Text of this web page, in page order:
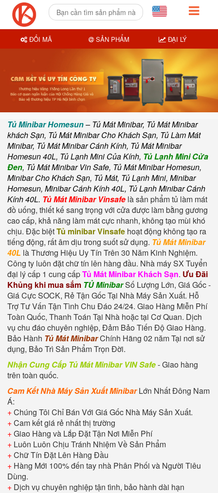
Tủ Minibar Homesun– Tủ Mát Minibar, Tủ Mát Minibar
khách Sạn, Tủ Mát Minibar Cho Khách Sạn, Tủ Làm Mát
Minibar, Tủ Mát Minibar Cánh Kính, Tủ Mát Minibar
Homesun 40L, Tủ Lạnh Mini Của Kính, Tủ Lạnh Mini Cửa
Đen, Tủ Mát Minibar Vin Safe, Tủ Mát Minibar Homesun,
Minibar Cho Khách Sạn, Tủ Mát, Tủ Lạnh Mini, Minibar
Homesun, Minibar Cánh Kính 40L, Tủ Lạnh Minibar Cánh
Kính 40L. Tủ Mát Minibar Vinsafe là sản phẩm tủ làm mát
đồ uống, thiết kế sang trọng với cửa được làm bằng gương
cao cấp, khả năng làm mát cực nhanh, không tạo mùi khó
chịu. Đặc biệtTủ minibar Vinsafe hoạt động không tạo ra
tiếng động, rất âm dịu trong suốt sử dụng. Tủ Mát Minibar
40L là Thương Hiệu Uy Tín Trên 30 Năm Kinh Nghiệm.
Công ty luôn đặt chữ tín lên hàng đầu. Nhà máy SX Tuyển
đại lý cấp 1 cung cấpTủ Mát Minibar Khách Sạn. Ưu Đãi
Khủng khi mua sắm TỦ MinibarSố Lượng Lớn, Giá Gốc -
Giá Cực SOCK, Rẻ Tận Gốc Tại Nhà Máy Sản Xuất. Hỗ
Trợ Tư Vấn Tận Tình Chu Đáo 24/24. Giao Hàng Miễn Phí
Toàn Quốc, Thanh Toán Tại Nhà hoặc tại Cơ Quan. Dịch
vụ chu đáo chuyên nghiệp, Đảm Bảo Tiến Độ Giao Hàng.
Bảo Hành Tủ Mát MinibarChính Hãng 02 năm Tại nơi sử
dụng, Bảo Trì Sản Phẩm Trọn Đời.
Nhận Cung Cấp Tủ Mát Minibar VIN Safe- Giao hàng
trên toàn quốc.
Cam Kết Nhà Máy Sản Xuất MinibarLớn Nhất Đông Nam
Á:
+Chúng Tôi Chỉ Bán Với Giá Gốc Nhà Máy Sản Xuất.
+Cam kết giá rẻ nhất thị trường
+Giao Hàng và Lắp Đặt Tận Nơi Miễn Phí
+ Luôn Luôn Chịu Tránh Nhiệm Về Sản Phẩm
+Chữ Tín Đặt Lên Hàng Đầu
+ Hàng Mới 100% đến tay nhà Phân Phối và Người Tiêu
Dùng.
+ Dịch vụ chuyên nghiệp tận tình, bảo hành dài hạn
ĐỔI MÃ SẢN PHẨM ĐẠI LÝ